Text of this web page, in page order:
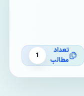
تعداد
مطالب
1